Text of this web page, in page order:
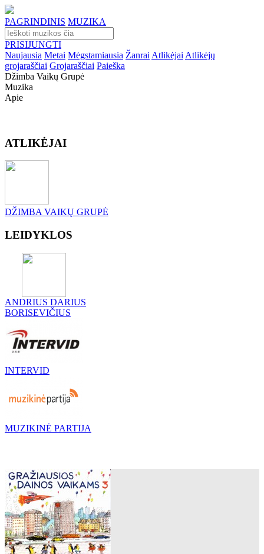
PAGRINDINIS MUZIKA
PRISIJUNGTI
Naujausia Metai Mėgstamiausia Žanrai Atlikėjai Atlikėjų
grojaraščiai Grojaraščiai Paieška
Džimba Vaikų Grupė
Muzika
Apie
ATLIKĖJAI
DŽIMBA VAIKŲ GRUPĖ
LEIDYKLOS
ANDRIUS DARIUS
BORISEVIČIUS
INTERVID
MUZIKINĖ PARTIJA